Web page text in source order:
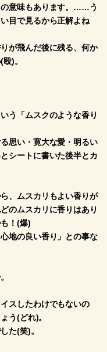
の意味もあります。……う
目で見るから正解よね
が飛んだ後に残る、何か
)。
う「ムスクのような香り
思い・寛大な愛・明るい
シートに書いた後半とカ
、ムスカリもよい香りが
のムスカリに香りはあり
！(爆)
地の良い香り」との事な
スしたわけでもないの
う(どれ)。
た(笑)。